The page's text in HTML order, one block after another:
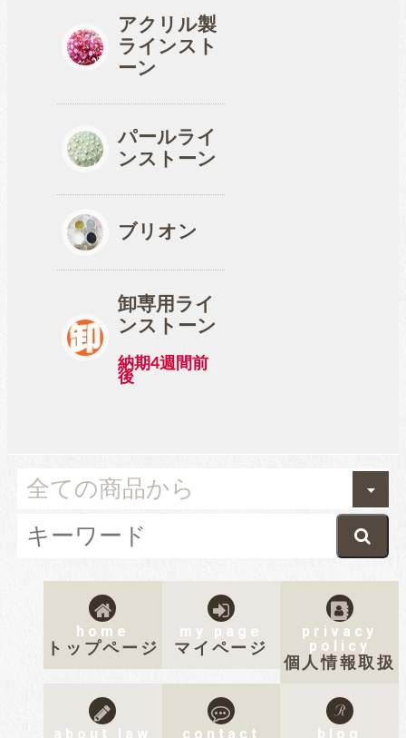
便利品
収納ケース
アクリル製
ラインスト
ーン
パールライ
ンストーン
ブリオン
卸専用ライ
ンストーン
納期4週間前
後
home
トップページ
my page
マイページ
privacy
policy
個人情報取扱
about law contact blog